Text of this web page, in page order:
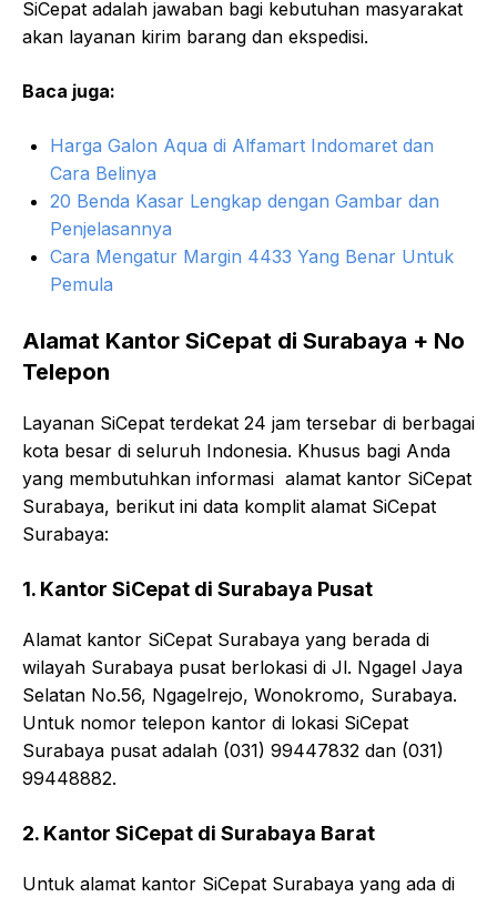
SiCepat adalah jawaban bagi kebutuhan masyarakat
akan layanan kirim barang dan ekspedisi.
Baca juga:
Harga Galon Aqua di Alfamart Indomaret dan
Cara Belinya
20 Benda Kasar Lengkap dengan Gambar dan
Penjelasannya
Cara Mengatur Margin 4433 Yang Benar Untuk
Pemula
Alamat Kantor SiCepat di Surabaya + No
Telepon
Layanan SiCepat terdekat 24 jam tersebar di berbagai
kota besar di seluruh Indonesia. Khusus bagi Anda
yang membutuhkan informasi alamat kantor SiCepat
Surabaya, berikut ini data komplit alamat SiCepat
Surabaya:
1. Kantor SiCepat di Surabaya Pusat
Alamat kantor SiCepat Surabaya yang berada di
wilayah Surabaya pusat berlokasi di Jl. Ngagel Jaya
Selatan No.56, Ngagelrejo, Wonokromo, Surabaya.
Untuk nomor telepon kantor di lokasi SiCepat
Surabaya pusat adalah (031) 99447832 dan (031)
99448882.
2. Kantor SiCepat di Surabaya Barat
Untuk alamat kantor SiCepat Surabaya yang ada di